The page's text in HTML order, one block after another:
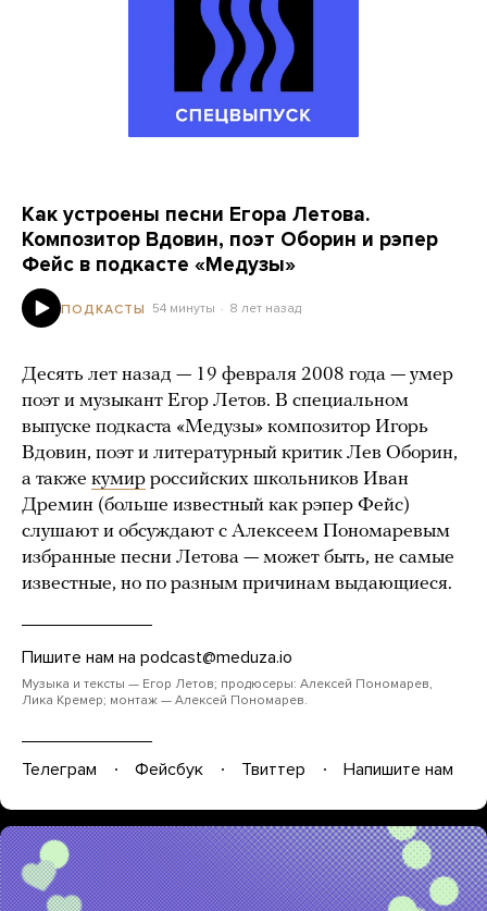
Как устроены песни Егора Летова.
Композитор Вдовин, поэт Оборин и рэпер
Фейс в подкасте «Медузы»
ПОДКАСТЫ 54 минуты 8 лет назад
Десять лет назад — 19 февраля 2008 года — умер
поэт и музыкант Егор Летов. В специальном
выпуске подкаста «Медузы» композитор Игорь
Вдовин, поэт и литературный критик Лев Оборин,
а также кумир российских школьников Иван
Дремин (больше известный как рэпер Фейс)
слушают и обсуждают с Алексеем Пономаревым
избранные песни Летова — может быть, не самые
известные, но по разным причинам выдающиеся.
Пишите нам на podcast@meduza.io
Музыка и тексты — Егор Летов; продюсеры: Алексей Пономарев,
Лика Кремер; монтаж — Алексей Пономарев.
Телеграм Фейсбук Твиттер Напишите нам